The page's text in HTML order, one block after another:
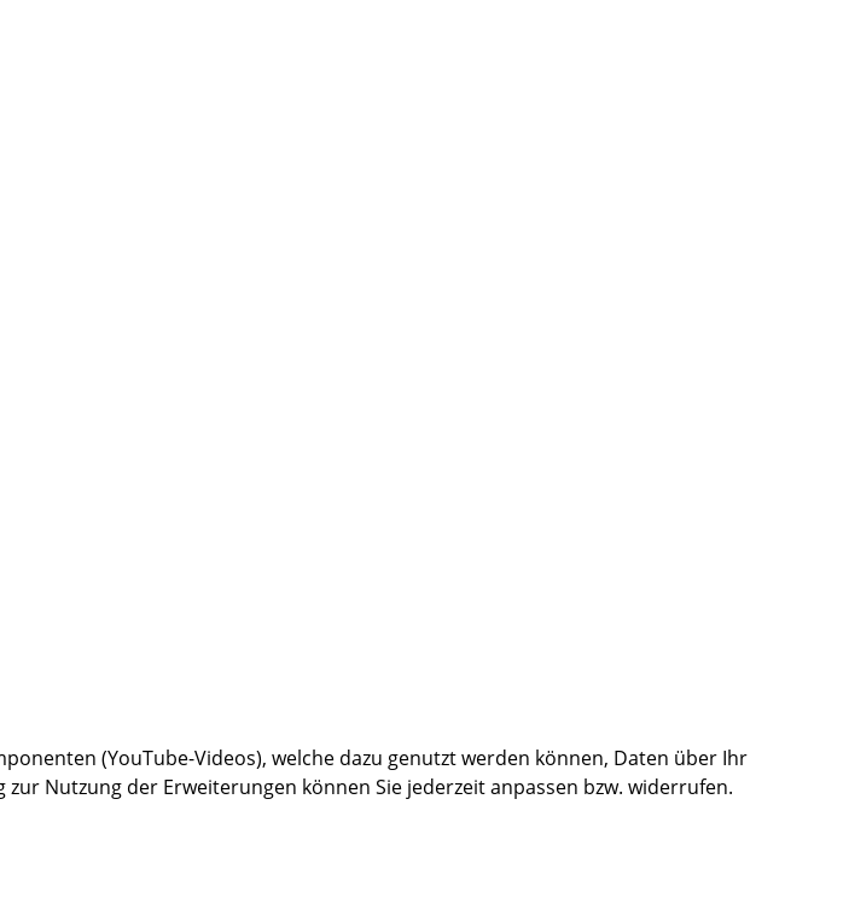
(YouTube-Videos), welche dazu genutzt werden können, Daten über Ihr
Nutzung der Erweiterungen können Sie jederzeit anpassen bzw. widerrufen.